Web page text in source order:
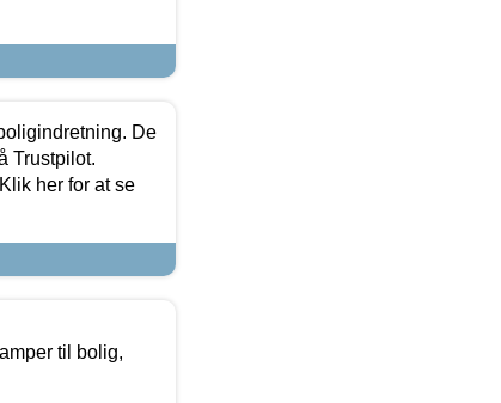
De
Trustpilot.
her for at se
til bolig,